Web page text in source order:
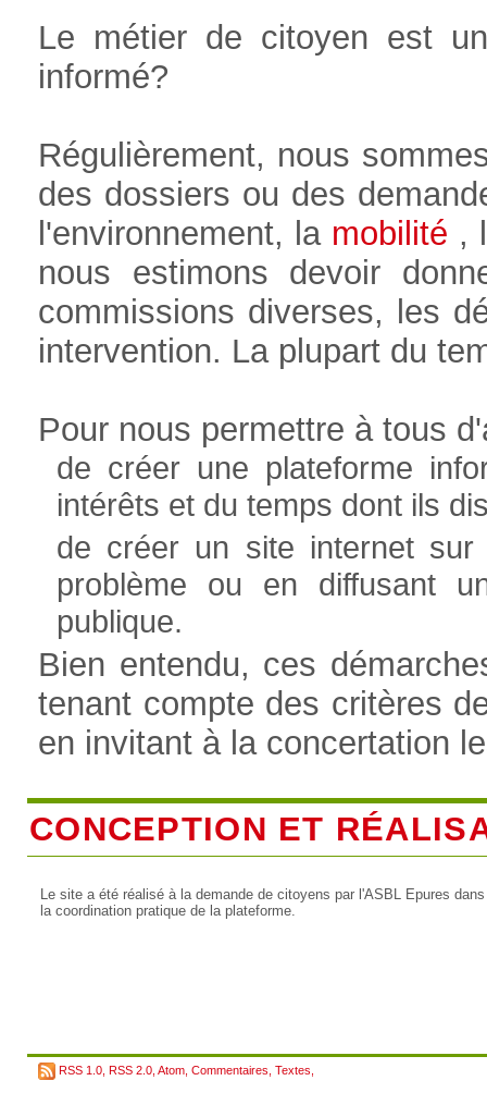
Le métier de citoyen est
informé?
Régulièrement, nous
des dossiers ou des
l'environnement, la mobilité ,
nous estimons devoir
commissions diverses, les
intervention. La plupart du
Pour nous permettre à tous
de créer une plateforme
intérêts et du temps dont ils
de créer un site internet sur
problème ou en diffusant
publique.
Bien entendu, ces
tenant compte des critères
en invitant à la concertation
CONCEPTION ET
Le site a été réalisé à la demande de citoyens par l'ASBL Epures
la coordination pratique de la plateforme.
RSS 1.0 RSS 2.0 Atom Commentaires Textes